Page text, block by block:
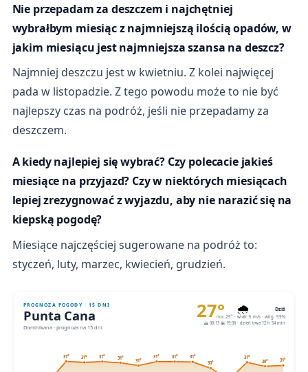
Nie przepadam za deszczem i najchętniej
wybrałbym miesiąc z najmniejszą ilością opadów, w
jakim miesiącu jest najmniejsza szansa na deszcz?
Najmniej deszczu jest w kwietniu. Z kolei najwięcej
pada w listopadzie. Z tego powodu może to nie być
najlepszy czas na podróż, jeśli nie przepadamy za
deszczem.
A kiedy najlepiej się wybrać? Czy polecacie jakieś
miesiące na przyjazd? Czy w niektórych miesiącach
lepiej zrezygnować z wyjazdu, aby nie narazić się na
kiepską pogodę?
Miesiące najczęściej sugerowane na podróż to:
styczeń, luty, marzec, kwiecień, grudzień.